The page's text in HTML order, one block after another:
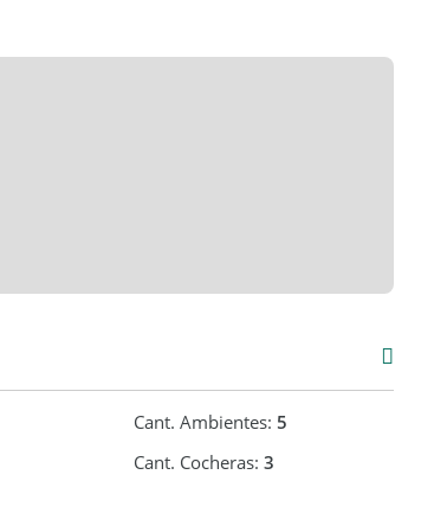
Cant. Ambientes:5
Cant. Cocheras:3